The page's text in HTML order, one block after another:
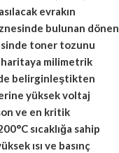
evrakın
bulunan dönen
toner tozunu
milimetrik
belirginleştikten
yüksek voltaj
ve en kritik
sıcaklığa sahip
ısı ve basınç